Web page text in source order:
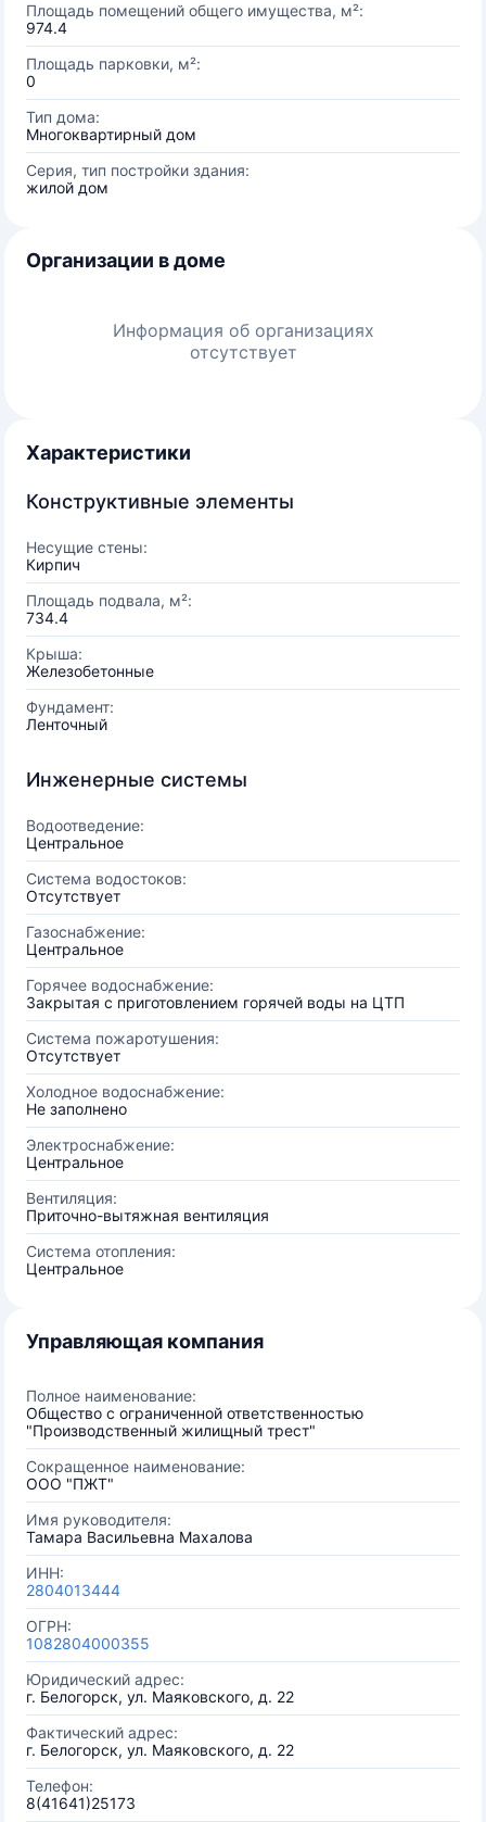
Площадь помещений общего имущества, м²:
974.4
Площадь парковки, м²:
0
Тип дома:
Многоквартирный дом
Серия, тип постройки здания:
жилой дом
Организации в доме
Информация об организациях
отсутствует
Характеристики
Конструктивные элементы
Несущие стены:
Кирпич
Площадь подвала, м²:
734.4
Крыша:
Железобетонные
Фундамент:
Ленточный
Инженерные системы
Водоотведение:
Центральное
Система водостоков:
Отсутствует
Газоснабжение:
Центральное
Горячее водоснабжение:
Закрытая с приготовлением горячей воды на ЦТП
Система пожаротушения:
Отсутствует
Холодное водоснабжение:
Не заполнено
Электроснабжение:
Центральное
Вентиляция:
Приточно-вытяжная вентиляция
Система отопления:
Центральное
Управляющая компания
Полное наименование:
Общество с ограниченной ответственностью
"Производственный жилищный трест"
Сокращенное наименование:
ООО "ПЖТ"
Имя руководителя:
Тамара Васильевна Махалова
ИНН:
2804013444
ОГРН:
1082804000355
Юридический адрес:
г. Белогорск, ул. Маяковского, д. 22
Фактический адрес:
г. Белогорск, ул. Маяковского, д. 22
Телефон:
8(41641)25173